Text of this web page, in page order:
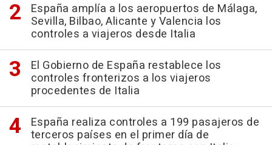
España amplía a los aeropuertos de Málaga,
Sevilla, Bilbao, Alicante y Valencia los
controles a viajeros desde Italia
El Gobierno de España restablece los
controles fronterizos a los viajeros
procedentes de Italia
España realiza controles a 199 pasajeros de
terceros países en el primer día de